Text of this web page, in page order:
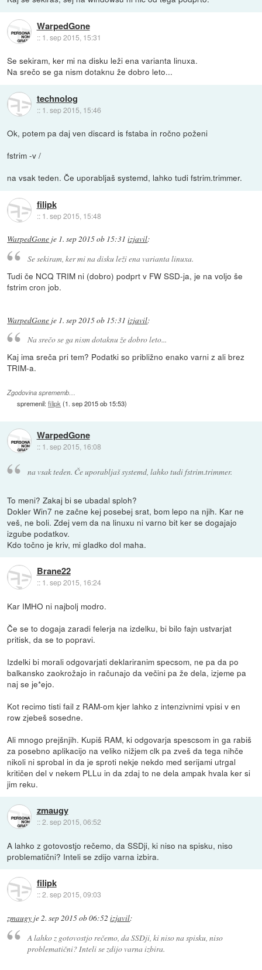
WarpedGone
:: 1. sep 2015, 15:31
Se sekiram, ker mi na disku leži ena varianta linuxa.
Na srečo se ga nism dotaknu že dobro leto...
technolog
:: 1. sep 2015, 15:46
Ok, potem pa daj ven discard is fstaba in ročno poženi
fstrim -v /
na vsak teden. Če uporabljaš systemd, lahko tudi fstrim.trimmer.
filipk
:: 1. sep 2015, 15:48
WarpedGone je 1. sep 2015 ob 15:31 izjavil:
Se sekiram, ker mi na disku leži ena varianta linuxa.
Tudi če NCQ TRIM ni (dobro) podprt v FW SSD-ja, je na voljo še
fstrim cron job.
WarpedGone je 1. sep 2015 ob 15:31 izjavil:
Na srečo se ga nism dotaknu že dobro leto...
Kaj ima sreča pri tem? Podatki so približno enako varni z ali brez
TRIM-a.
Zgodovina sprememb…
spremenil:filipk (1. sep 2015 ob 15:53)
WarpedGone
:: 1. sep 2015, 16:08
na vsak teden. Če uporabljaš systemd, lahko tudi fstrim.trimmer.
To meni? Zakaj bi se ubadal sploh?
Dokler Win7 ne začne kej posebej srat, bom lepo na njih. Kar ne
veš, ne boli. Zdej vem da na linuxu ni varno bit ker se dogajajo
izgube podatkov.
Kdo točno je kriv, mi gladko dol maha.
Brane22
:: 1. sep 2015, 16:24
Kar IMHO ni najbolj modro.
Če se to dogaja zaradi felerja na izdelku, bi bilo fajn ustvarjat
pritisk, da se to popravi.
Izdelki bi morali odgovarjati deklariranim specsom, ne pa da po
balkansko zaokrožajo in računajo da večini pa že dela, izjeme pa
naj se je*ejo.
Kot recimo tisti fail z RAM-om kjer lahko z intenzivnimi vpisi v en
row zjebeš sosedne.
Ali mnogo prejšnjih. Kupiš RAM, ki odgovarja spescsom in ga rabiš
za posebno aplikacijo na veliko nižjem clk pa zveš da tega nihče
nikoli ni sprobal in da je sproti nekje nekdo med serijami utrgal
kritičen del v nekem PLLu in da zdaj to ne dela ampak hvala ker si
jim reku.
zmaugy
::2. sep 2015, 06:52
A lahko z gotovostjo rečemo, da SSDji, ki niso na spisku, niso
problematični? Inteli se zdijo varna izbira.
filipk
::2. sep 2015, 09:03
zmaugy je2. sep 2015 ob 06:52 izjavil:
A lahko z gotovostjo rečemo, da SSDji, ki niso na spisku, niso
problematični? Inteli se zdijo varna izbira.